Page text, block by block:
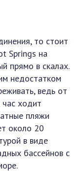
то стоит
Springs на
прямо в скалах.
недостатком
ведь от
ходит
пляжи
около 20
в виде
бассейнов с